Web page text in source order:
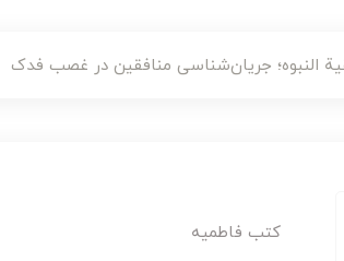
النبوه؛ جریان‌شناسی منافقین در غصب فدک
کتب فاطمیه